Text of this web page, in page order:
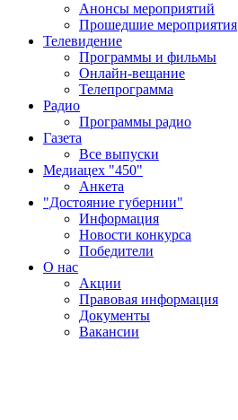
Анонсы мероприятий
Прошедшие мероприятия
Телевидение
Программы и фильмы
Онлайн-вещание
Телепрограмма
Радио
Программы радио
Газета
Все выпуски
Медиацех "450"
Анкета
"Достояние губернии"
Информация
Новости конкурса
Победители
О нас
Акции
Правовая информация
Документы
Вакансии